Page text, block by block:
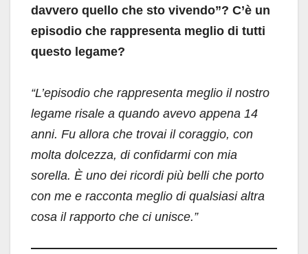
davvero quello che sto vivendo”? C’è un
episodio che rappresenta meglio di tutti
questo legame?
“L’episodio che rappresenta meglio il nostro
legame risale a quando avevo appena 14
anni. Fu allora che trovai il coraggio, con
molta dolcezza, di confidarmi con mia
sorella. È uno dei ricordi più belli che porto
con me e racconta meglio di qualsiasi altra
cosa il rapporto che ci unisce.”